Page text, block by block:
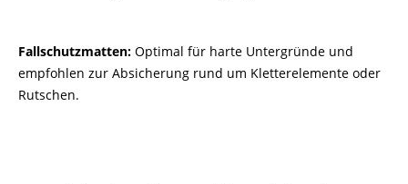
Fallschutzmatten: Optimal für harte Untergründe und
empfohlen zur Absicherung rund um Kletterelemente oder
Rutschen.